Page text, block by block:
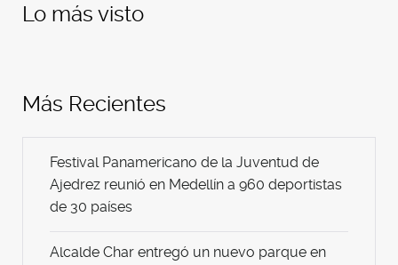
Lo más visto
Más Recientes
Festival Panamericano de la Juventud de
Ajedrez reunió en Medellín a 960 deportistas
de 30 países
Alcalde Char entregó un nuevo parque en